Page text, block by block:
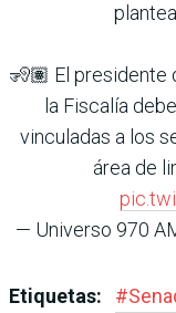
🧏🏽 El presidente
la Fiscalía
vinculadas a los
área de
— Universo 970
Etiquetas: #